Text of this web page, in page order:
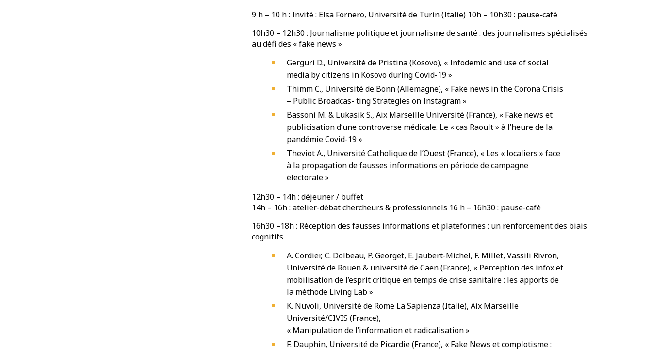
9 h – 10 h : Invité : Elsa Fornero, Université de Turin (Italie) 10h – 10h30 : pause-café
10h30 – 12h30 : Journalisme politique et journalisme de santé : des journalismes spécialisés
au défi des « fake news »
Gerguri D., Université de Pristina (Kosovo), « Infodemic and use of social
media by citizens in Kosovo during Covid-19 »
Thimm C., Université de Bonn (Allemagne), « Fake news in the Corona Crisis
– Public Broadcas- ting Strategies on Instagram »
Bassoni M. & Lukasik S., Aix Marseille Université (France), « Fake news et
publicisation d’une controverse médicale. Le « cas Raoult » à l’heure de la
pandémie Covid-19 »
Theviot A., Université Catholique de l’Ouest (France), « Les « localiers » face
à la propagation de fausses informations en période de campagne
électorale »
12h30 – 14h : déjeuner / buffet
14h – 16h : atelier-débat chercheurs & professionnels 16 h – 16h30 : pause-café
16h30 –18h : Réception des fausses informations et plateformes : un renforcement des biais
cognitifs
A. Cordier, C. Dolbeau, P. Georget, E. Jaubert-Michel, F. Millet, Vassili Rivron,
Université de Rouen & université de Caen (France), « Perception des infox et
mobilisation de l’esprit critique en temps de crise sanitaire : les apports de
la méthode Living Lab »
K. Nuvoli, Université de Rome La Sapienza (Italie), Aix Marseille
Université/CIVIS (France),
« Manipulation de l’information et radicalisation »
F. Dauphin, Université de Picardie (France), « Fake News et complotisme :